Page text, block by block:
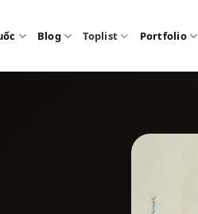
Blog Toplist Portfolio